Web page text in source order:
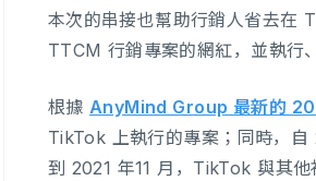
本次的串接也幫助行銷人省去在
TTCM 行銷專案的網紅，並執行
根據 AnyMind Group 最新的
TikTok 上執行的專案；同時，
到 2021 年11 月，TikTok 與其